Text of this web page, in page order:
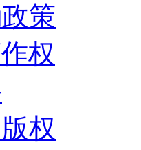
策
权
权